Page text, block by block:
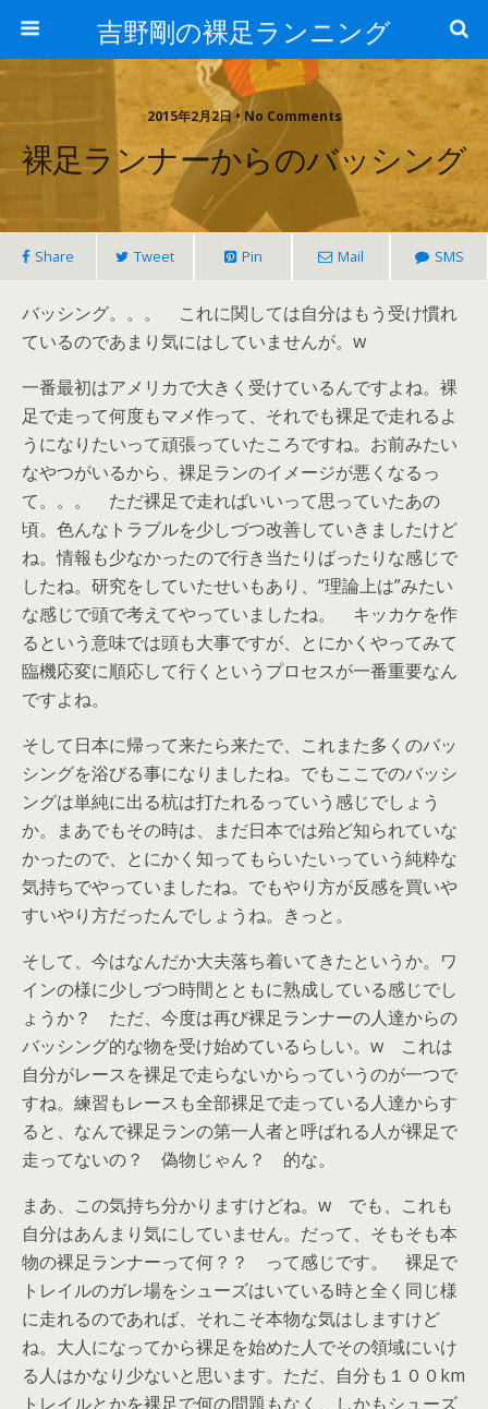
吉野剛の裸足ランニング
2015年2月2日 • No Comments
裸足ランナーからのバッシング
Share Tweet Pin Mail SMS
バッシング。。。 これに関しては自分はもう受け慣れ
ているのであまり気にはしていませんが。w
一番最初はアメリカで大きく受けているんですよね。裸
足で走って何度もマメ作って、それでも裸足で走れるよ
うになりたいって頑張っていたころですね。お前みたい
なやつがいるから、裸足ランのイメージが悪くなるっ
て。。。 ただ裸足で走ればいいって思っていたあの
頃。色んなトラブルを少しづつ改善していきましたけど
ね。情報も少なかったので行き当たりばったりな感じで
したね。研究をしていたせいもあり、“理論上は”みたい
な感じで頭で考えてやっていましたね。 キッカケを作
るという意味では頭も大事ですが、とにかくやってみて
臨機応変に順応して行くというプロセスが一番重要なん
ですよね。
そして日本に帰って来たら来たで、これまた多くのバッ
シングを浴びる事になりましたね。でもここでのバッシ
ングは単純に出る杭は打たれるっていう感じでしょう
か。まあでもその時は、まだ日本では殆ど知られていな
かったので、とにかく知ってもらいたいっていう純粋な
気持ちでやっていましたね。でもやり方が反感を買いや
すいやり方だったんでしょうね。きっと。
そして、今はなんだか大夫落ち着いてきたというか。ワ
インの様に少しづつ時間とともに熟成している感じでし
ょうか？ ただ、今度は再び裸足ランナーの人達からの
バッシング的な物を受け始めているらしい。w これは
自分がレースを裸足で走らないからっていうのが一つで
すね。練習もレースも全部裸足で走っている人達からす
ると、なんで裸足ランの第一人者と呼ばれる人が裸足で
走ってないの？ 偽物じゃん？ 的な。
まあ、この気持ち分かりますけどね。w でも、これも
自分はあんまり気にしていません。だって、そもそも本
物の裸足ランナーって何？？ って感じです。 裸足で
トレイルのガレ場をシューズはいている時と全く同じ様
に走れるのであれば、それこそ本物な気はしますけど
ね。大人になってから裸足を始めた人でその領域にいけ
る人はかなり少ないと思います。ただ、自分も１００km
トレイルとかを裸足で何の問題もなく、しかもシューズ